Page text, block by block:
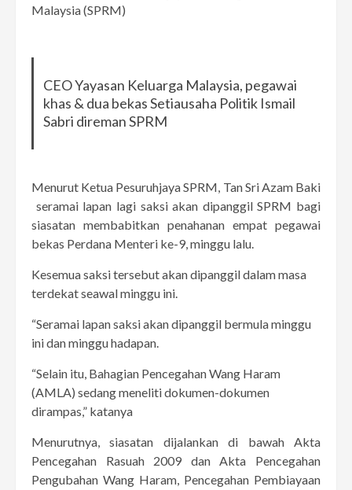
Malaysia (SPRM)
CEO Yayasan Keluarga Malaysia, pegawai
khas & dua bekas Setiausaha Politik Ismail
Sabri direman SPRM
Menurut Ketua Pesuruhjaya SPRM, Tan Sri Azam Baki
seramai lapan lagi saksi akan dipanggil SPRM bagi
siasatan membabitkan penahanan empat pegawai
bekas Perdana Menteri ke-9, minggu lalu.
Kesemua saksi tersebut akan dipanggil dalam masa
terdekat seawal minggu ini.
“Seramai lapan saksi akan dipanggil bermula minggu
ini dan minggu hadapan.
“Selain itu, Bahagian Pencegahan Wang Haram
(AMLA) sedang meneliti dokumen-dokumen
dirampas,” katanya
Menurutnya, siasatan dijalankan di bawah Akta
Pencegahan Rasuah 2009 dan Akta Pencegahan
Pengubahan Wang Haram, Pencegahan Pembiayaan